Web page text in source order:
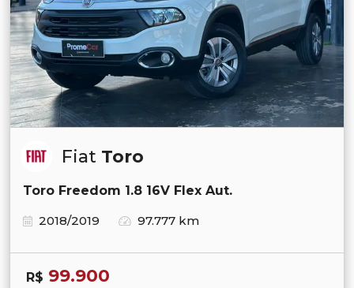
Fiat Toro
Toro Freedom 1.8 16V Flex Aut.
2018/2019
97.777 km
R$ 99.900